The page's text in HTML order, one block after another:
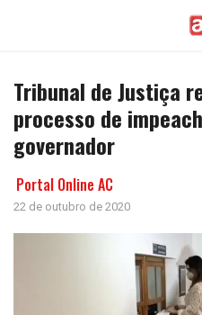
Tribunal de Justiça
processo de
governador
Portal Online AC
22 de outubro de 2020